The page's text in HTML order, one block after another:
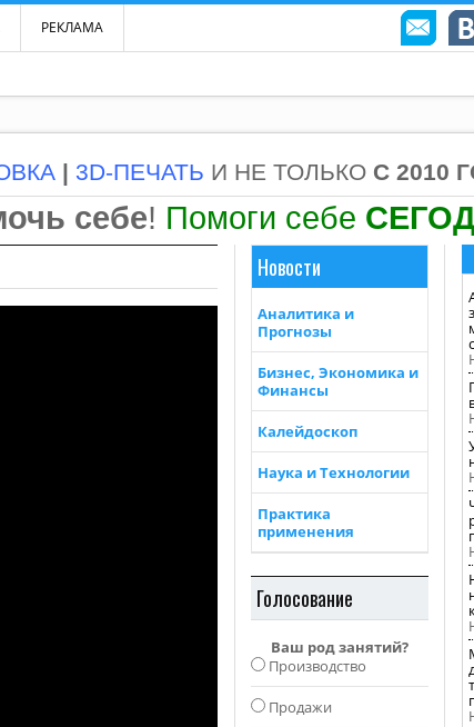
РЕКЛАМА
| 3D-ПЕЧАТЬ И НЕ ТОЛЬКО С 2010
себе! Помоги себе
Новости
Аналитика и
Прогнозы
Бизнес, Экономика и
Финансы
Калейдоскоп
Наука и Технологии
Практика
применения
Голосование
Ваш род занятий?
Производство
Продажи